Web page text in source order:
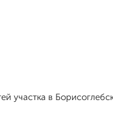
участка в